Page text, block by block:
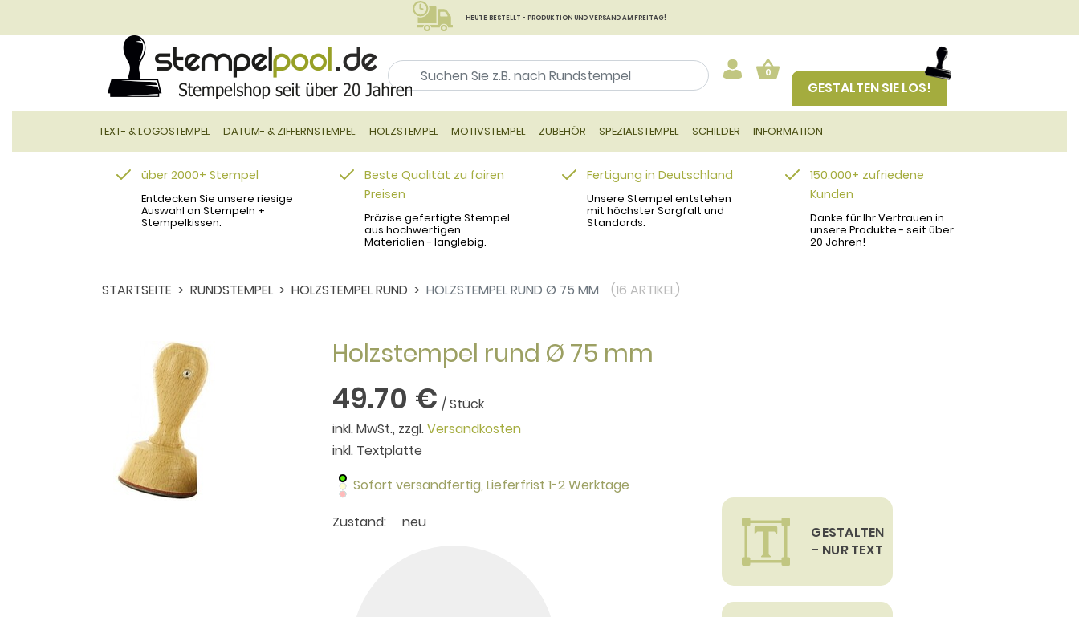
HEUTE BESTELLT - PRODUKTION UND VERSAND AM FREITAG!
0
GESTALTEN SIE LOS!
TEXT- & LOGOSTEMPEL DATUM- & ZIFFERNSTEMPEL HOLZSTEMPEL MOTIVSTEMPEL ZUBEHÖR SPEZIALSTEMPEL SCHILDER INFORMATION
über 2000+ Stempel
Entdecken Sie unsere riesige
Auswahl an Stempeln +
Stempelkissen.
Beste Qualität zu fairen
Preisen
Präzise gefertigte Stempel
aus hochwertigen
Materialien - langlebig.
Fertigung in Deutschland
Unsere Stempel entstehen
mit höchster Sorgfalt und
Standards.
150.000+ zufriedene
Kunden
Danke für Ihr Vertrauen in
unsere Produkte - seit über
20 Jahren!
STARTSEITE RUNDSTEMPEL HOLZSTEMPEL RUND HOLZSTEMPEL RUND Ø 75 MM (16 ARTIKEL)
Holzstempel rund Ø 75 mm
49.70 € / Stück
inkl. MwSt., zzgl.Versandkosten
inkl. Textplatte
Sofort versandfertig, Lieferfrist 1-2 Werktage
Zustand:
neu
GESTALTEN
- NUR TEXT